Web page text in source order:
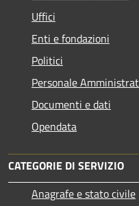
Uffici
Enti e fondazioni
Politici
Personale
Documenti e dati
Opendata
CATEGORIE DI SERVIZIO
Anagrafe e stato civile